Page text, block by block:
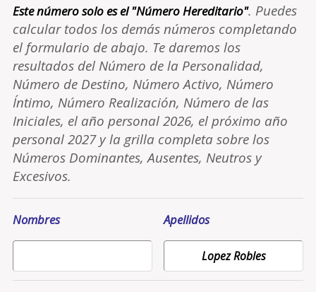
Este número solo es el "Número Hereditario". Puedes
calcular todos los demás números completando
el formulario de abajo. Te daremos los
resultados del Número de la Personalidad,
Número de Destino, Número Activo, Número
Íntimo, Número Realización, Número de las
Iniciales, el año personal 2026, el próximo año
personal 2027 y la grilla completa sobre los
Números Dominantes, Ausentes, Neutros y
Excesivos.
Nombres Apellidos